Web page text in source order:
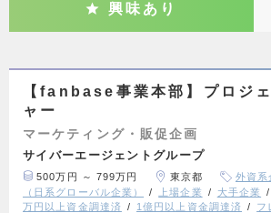
興味あり
【fanbase事業本部】プロジ
ャー
マーケティング・販促企画
サイバーエージェントグループ
500万円 ～ 799万円 東京都 外資系
（日系グローバル企業）
上場企業 大手企業
万円以上資金調達済
1億円以上資金調達済 フ